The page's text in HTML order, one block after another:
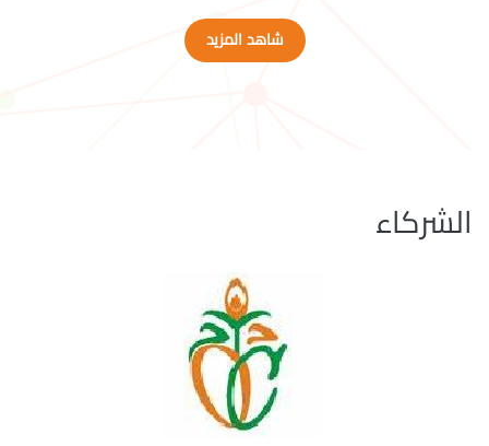
شاهد المزيد
الشركاء